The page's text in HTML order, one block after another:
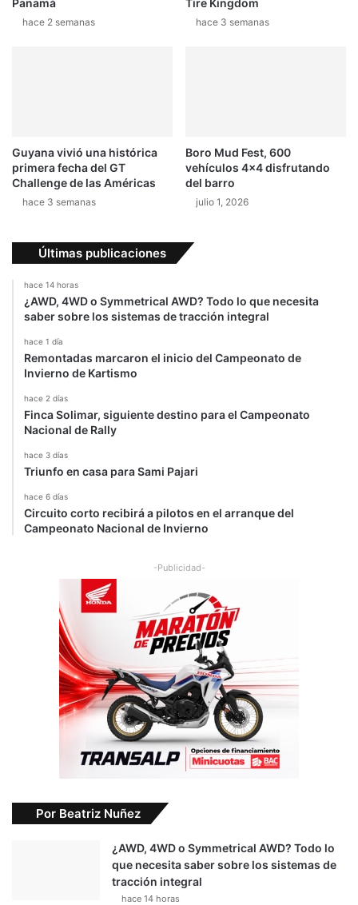
hace 2 semanas hace 3 semanas
Guyana vivió una histórica
primera fecha del GT
Challenge de las Américas
hace 3 semanas
Boro Mud Fest, 600
vehículos 4×4 disfrutando
del barro
julio 1, 2026
Últimas publicaciones
hace 14 horas
¿AWD, 4WD o Symmetrical AWD? Todo lo que necesita
saber sobre los sistemas de tracción integral
hace 1 día
Remontadas marcaron el inicio del Campeonato de
Invierno de Kartismo
hace 2 días
Finca Solimar, siguiente destino para el Campeonato
Nacional de Rally
hace 3 días
Triunfo en casa para Sami Pajari
hace 6 días
Circuito corto recibirá a pilotos en el arranque del
Campeonato Nacional de Invierno
-Publicidad-
Por Beatriz Nuñez
¿AWD, 4WD o Symmetrical AWD? Todo lo
que necesita saber sobre los sistemas de
tracción integral
hace 14 horas